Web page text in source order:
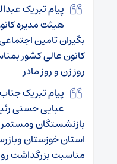
پیام تبریک
هیئت مدیره
بگیران تامین
کانون عالی کشور
روز زن و روز مادر
پیام تبریک
عبایی حسنی
بازنشستگان
استان خوزستان
مناسبت بزرگداشت